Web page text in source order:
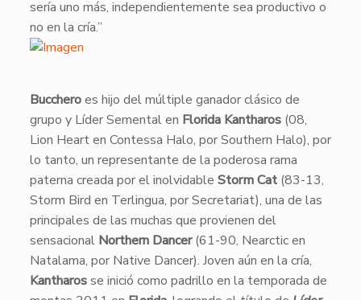
sería uno más, independientemente sea productivo o
no en la cría.”
Buccheroes hijo del múltiple ganador clásico de
grupo y Líder Semental en Florida Kantharos(08,
Lion Heart en Contessa Halo, por Southern Halo), por
lo tanto, un representante de la poderosa rama
paterna creada por el inolvidable Storm Cat(83-13,
Storm Bird en Terlingua, por Secretariat), una de las
principales de las muchas que provienen del
sensacional NorthernDancer(61-90, Nearctic en
Natalama, por Native Dancer). Joven aún en la cría,
Kantharosse inició como padrillo en la temporada de